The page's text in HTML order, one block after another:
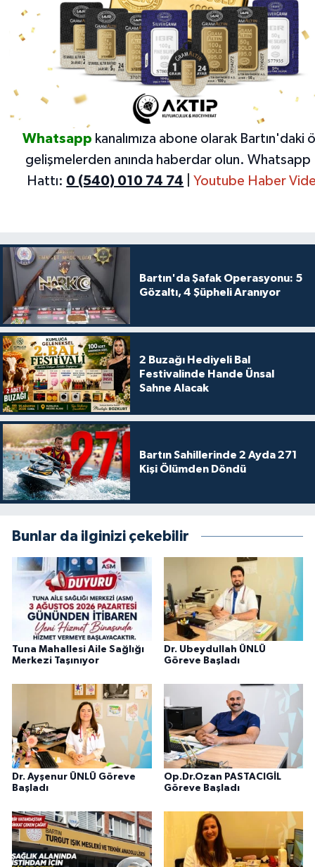
Whatsapp kanalımıza abone olarak Bartın'daki
gelişmelerden anında haberdar olun. Whatsapp
Hattı: 0 (540) 010 74 74 |Youtube Haber
Bartın'da Şafak Operasyonu: 5
Gözaltı, 4 Şüpheli Aranıyor
2 Buzağı Hediyeli Bal
Festivalinde Hande Ünsal
Sahne Alacak
Bartın Sahillerinde 2 Ayda 271
Kişi Ölümden Döndü
Bunlar da ilginizi çekebilir
Tuna Mahallesi Aile Sağlığı
Merkezi Taşınıyor
Dr. Ubeydullah ÜNLÜ
Göreve Başladı
Dr. Ayşenur ÜNLÜ Göreve
Başladı
Op.Dr.Ozan PASTACIGİL
Göreve Başladı